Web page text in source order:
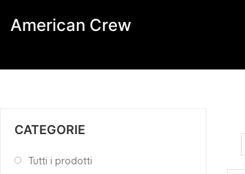
American Crew
CATEGORIE
Tutti i prodotti